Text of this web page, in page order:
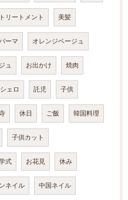
リートメント 美髪
パーマ オレンジベージュ
ュ お出かけ 焼肉
シェロ 託児 子供
休日 ご飯 韓国料理
子供カット
式 お花見 休み
ネイル 中国ネイル